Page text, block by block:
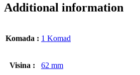
Additional information
Komada : 1 Komad
Visina : 62 mm